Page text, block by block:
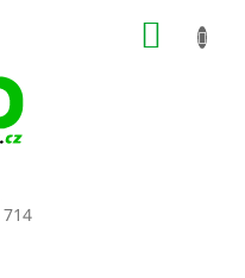
714